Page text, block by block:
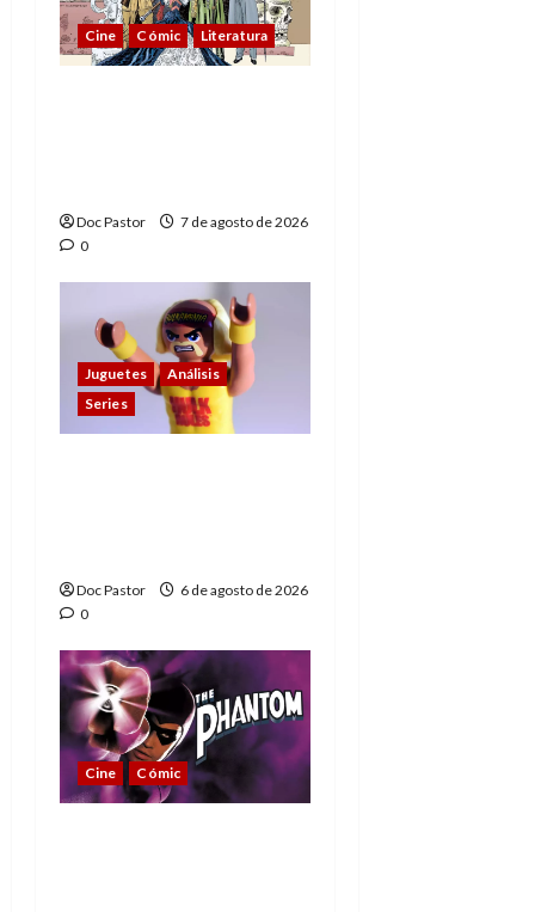
Cine Cómic Literatura
Doc Pastor
7 de agosto de 2026
0
Juguetes
Análisis
Series
Doc Pastor
6 de agosto de 2026
0
Cine Cómic